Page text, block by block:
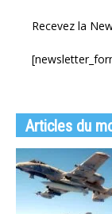
Recevez la
Articles du